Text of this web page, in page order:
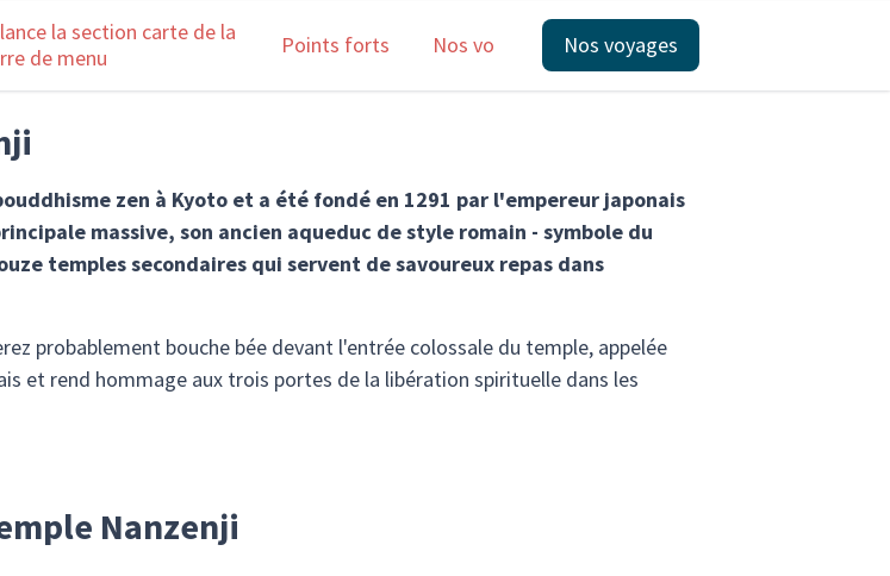
la section carte de la
de menu
Points forts Nos voyages Nos voyages
zen à Kyoto et a été fondé en 1291 par l'empereur japonais
massive, son ancien aqueduc de style romain - symbole du
temples secondaires qui servent de savoureux repas dans
probablement bouche bée devant l'entrée colossale du temple, appelée
et rend hommage aux trois portes de la libération spirituelle dans les
Nanzenji